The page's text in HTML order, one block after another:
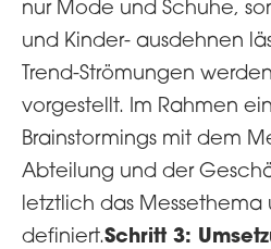
nur Mode und Schuhe,
und Kinder- ausdehnen
Trend-Strömungen
vorgestellt. Im Rahmen
Brainstormings mit dem
Abteilung und der
letztlich das Messethema
definiert.Schritt 3: